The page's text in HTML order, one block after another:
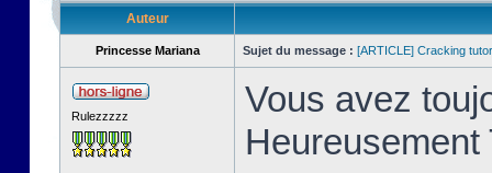
Auteur
Princesse Mariana Sujet du message : [ARTICLE] Cracking
Rulezzzzz
Vous avez